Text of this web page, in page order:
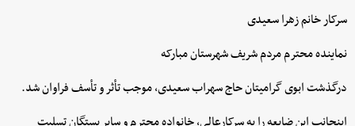
سرکار خانم زهرا سعیدی
نماینده محترم مردم شریف شهرستان مبارکه
درگذشت ابوی گرامیتان حاج سهراب سعیدی، موجب تأثر و تأسف فراوان شد.